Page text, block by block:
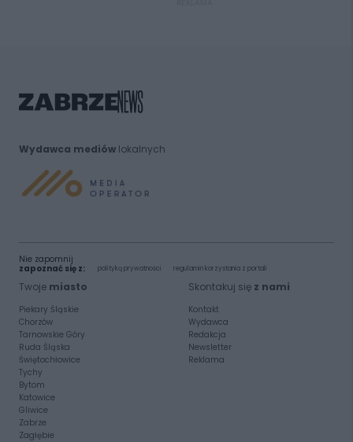
Wydawca mediówlokalnych
Nie zapomnij
zapoznać się z:
polityką prywatności regulamin korzystania z portali
Twoje miasto
Piekary Śląskie
Chorzów
Tarnowskie Góry
Ruda Śląska
Świętochłowice
Tychy
Bytom
Katowice
Gliwice
Zabrze
Zagłębie
Skontakuj się z nami
Kontakt
Wydawca
Redakcja
Newsletter
Reklama